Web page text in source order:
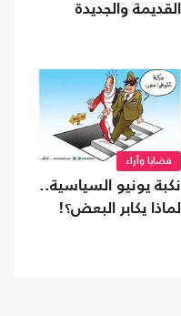
القديمة والجديدة
قضايا وآراء
نكبة يونيو السياسية..
لماذا يكابر البعض؟!